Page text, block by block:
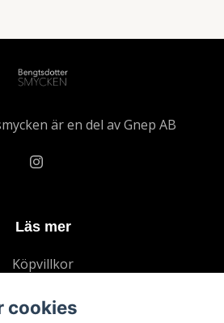
är en del av Gnep AB
Läs mer
Köpvillkor
cookies